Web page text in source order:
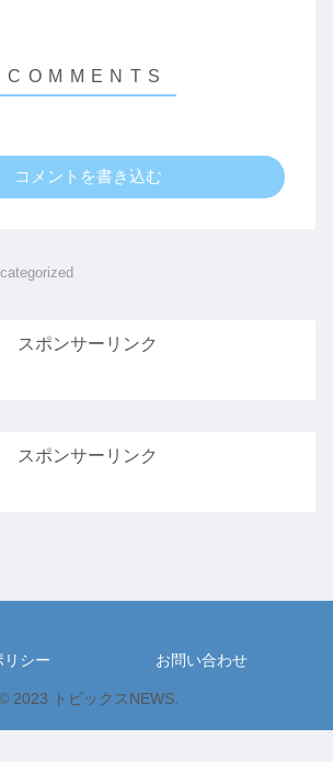
コメントを書き込む
スポンサーリンク
スポンサーリンク
リシー お問い合わせ
2023 トピックスNEWS.